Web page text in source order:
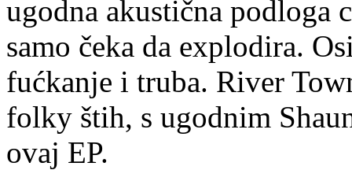
ugodna akustična podloga
samo čeka da explodira.
fućkanje i truba. River
folky štih, s ugodnim
ovaj EP.